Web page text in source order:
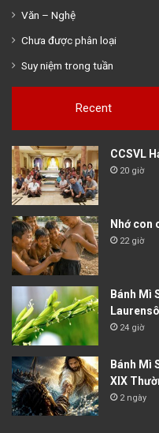
Văn – Nghệ
Chưa được phân loại
Suy niệm trong tuần
Recent
CCSVL
20 giờ
Nhớ con
22 giờ
Bánh Mì
24 giờ
Bánh Mì
XIX
2 ngày